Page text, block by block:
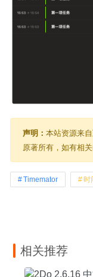
声明： 本站资源来
原著所有，如有相
Timemator 时
相关推荐